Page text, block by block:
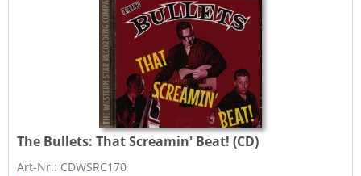
The Bullets: That Screamin' Beat! (CD)
Art-Nr.: CDWSRC170